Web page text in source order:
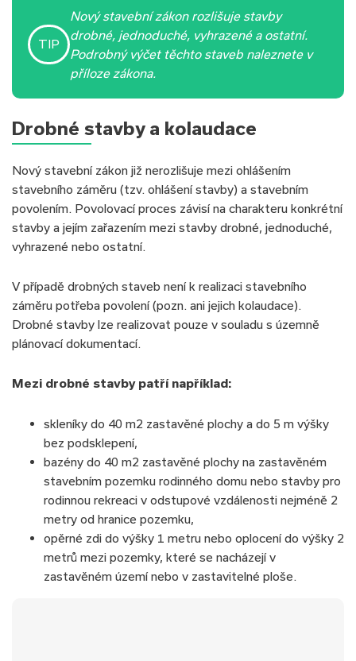
TIP
Nový stavební zákon rozlišuje stavby
drobné, jednoduché, vyhrazené a ostatní.
Podrobný výčet těchto staveb naleznete v
příloze zákona.
Drobné stavby a kolaudace
Nový stavební zákon již nerozlišuje mezi ohlášením
stavebního záměru (tzv. ohlášení stavby) a stavebním
povolením. Povolovací proces závisí na charakteru konkrétní
stavby a jejím zařazením mezi stavby drobné, jednoduché,
vyhrazené nebo ostatní.
V případě drobných staveb není k realizaci stavebního
záměru potřeba povolení (pozn. ani jejich kolaudace).
Drobné stavby lze realizovat pouze v souladu s územně
plánovací dokumentací.
Mezi drobné stavby patří například:
skleníky do 40 m2 zastavěné plochy a do 5 m výšky
bez podsklepení,
bazény do 40 m2 zastavěné plochy na zastavěném
stavebním pozemku rodinného domu nebo stavby pro
rodinnou rekreaci v odstupové vzdálenosti nejméně 2
metry od hranice pozemku,
opěrné zdi do výšky 1 metru nebo oplocení do výšky 2
metrů mezi pozemky, které se nacházejí v
zastavěném území nebo v zastavitelné ploše.